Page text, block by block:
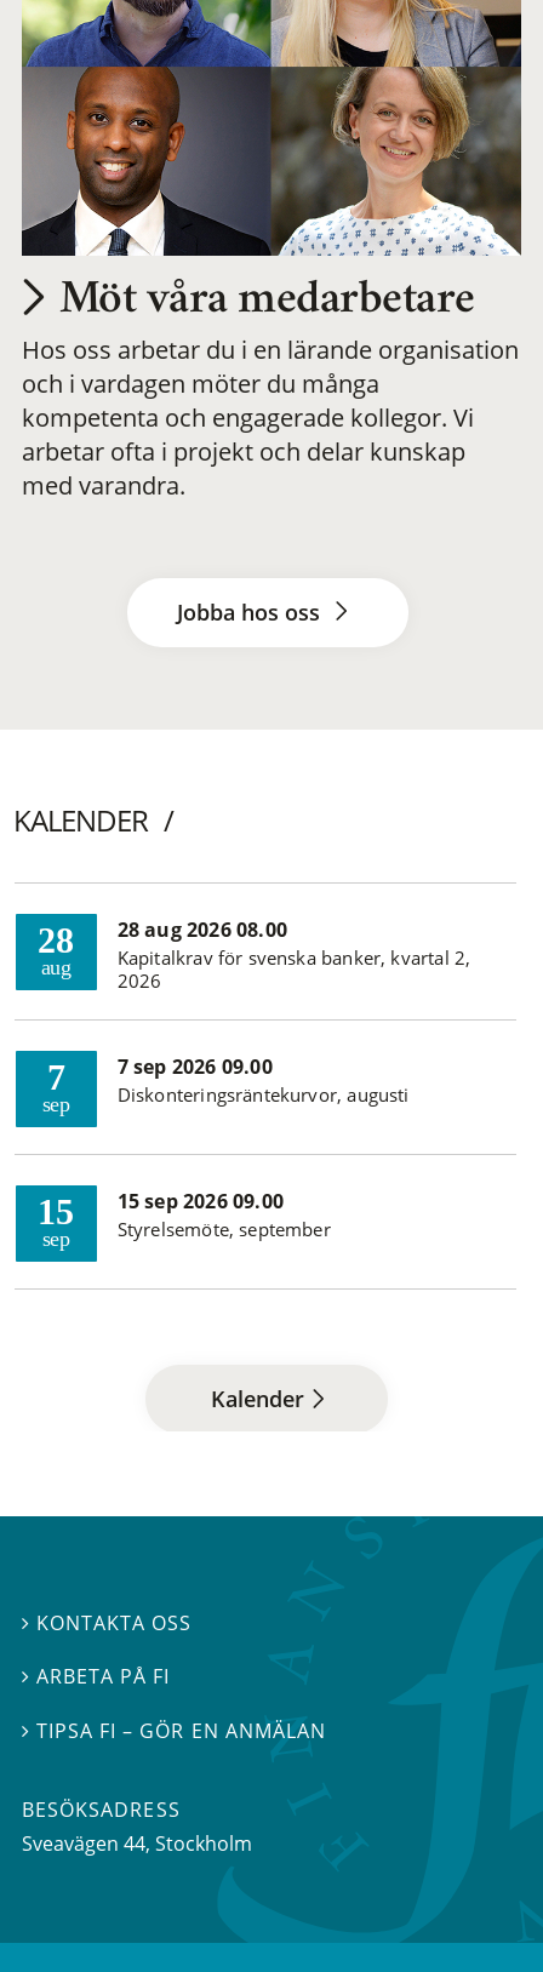
Möt våra medarbetare
Hos oss arbetar du i en lärande organisation
och i vardagen möter du många
kompetenta och engagerade kollegor. Vi
arbetar ofta i projekt och delar kunskap
med varandra.
Jobba hos oss
KALENDER
28
aug
28 aug 2026 08.00
Kapitalkrav för svenska banker, kvartal 2,
2026
7
sep
7 sep 2026 09.00
Diskonteringsräntekurvor, augusti
15
sep
15 sep 2026 09.00
Styrelsemöte, september
Kalender
 KONTAKTA OSS
ARBETA PÅ FI
TIPSA FI – GÖR EN ANMÄLAN
BESÖKSADRESS
Sveavägen 44, Stockholm